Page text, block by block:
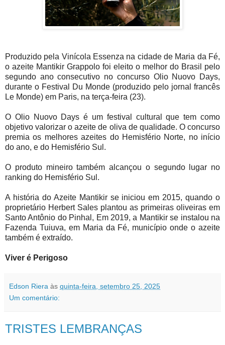
Produzido pela Vinícola Essenza na cidade de Maria da Fé,
o azeite Mantikir Grappolo foi eleito o melhor do Brasil pelo
segundo ano consecutivo no concurso Olio Nuovo Days,
durante o Festival Du Monde (produzido pelo jornal francês
Le Monde) em Paris, na terça-feira (23).
O Olio Nuovo Days é um festival cultural que tem como
objetivo valorizar o azeite de oliva de qualidade. O concurso
premia os melhores azeites do Hemisfério Norte, no início
do ano, e do Hemisfério Sul.
O produto mineiro também alcançou o segundo lugar no
ranking do Hemisfério Sul.
A história do Azeite Mantikir se iniciou em 2015, quando o
proprietário Herbert Sales plantou as primeiras oliveiras em
Santo Antônio do Pinhal, Em 2019, a Mantikir se instalou na
Fazenda Tuiuva, em Maria da Fé, município onde o azeite
também é extraído.
Viver é Perigoso
Edson Riera às quinta-feira, setembro 25, 2025
Um comentário:
TRISTES LEMBRANÇAS